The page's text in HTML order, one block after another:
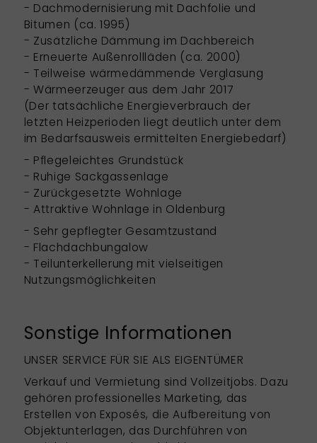
- Dachmodernisierung mit Dachfolie und
Bitumen (ca. 1995)
- Zusätzliche Dämmung im Dachbereich
- Erneuerte Außenrollläden (ca. 2000)
- Teilweise wärmedämmende Verglasung
- Wärmeerzeuger aus dem Jahr 2017
(Der tatsächliche Energieverbrauch der
letzten Heizperioden liegt deutlich unter dem
im Bedarfsausweis ermittelten Energiebedarf)
- Pflegeleichtes Grundstück
- Ruhige Sackgassenlage
- Zurückgesetzte Wohnlage
- Attraktive Wohnlage in Oldenburg
- Sehr gepflegter Gesamtzustand
- Flachdachbungalow
- Teilunterkellerung mit vielseitigen
Nutzungsmöglichkeiten
Sonstige Informationen
UNSER SERVICE FÜR SIE ALS EIGENTÜMER
Verkauf und Vermietung sind Vollzeitjobs. Dazu
gehören professionelles Marketing, das
Erstellen von Exposés, die Aufbereitung von
Objektunterlagen, das Durchführen von